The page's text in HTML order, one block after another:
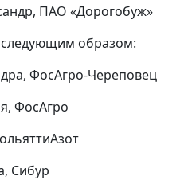
ПАО «Дорогобуж»
образом:
ФосАгро-Череповец
ФосАгро
Сибур